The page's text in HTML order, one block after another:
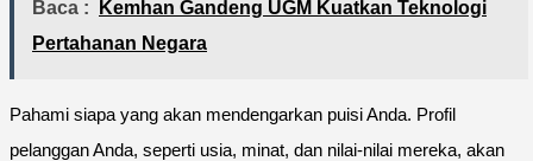
Baca :
Kemhan Gandeng UGM Kuatkan Teknologi
Pertahanan Negara
Pahami siapa yang akan mendengarkan puisi Anda. Profil
pelanggan Anda, seperti usia, minat, dan nilai-nilai mereka, akan